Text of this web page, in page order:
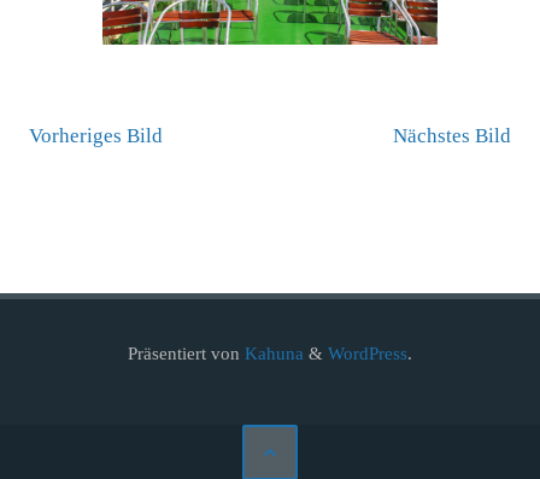
Vorheriges Bild Nächstes Bild
Präsentiert von Kahuna & WordPress.